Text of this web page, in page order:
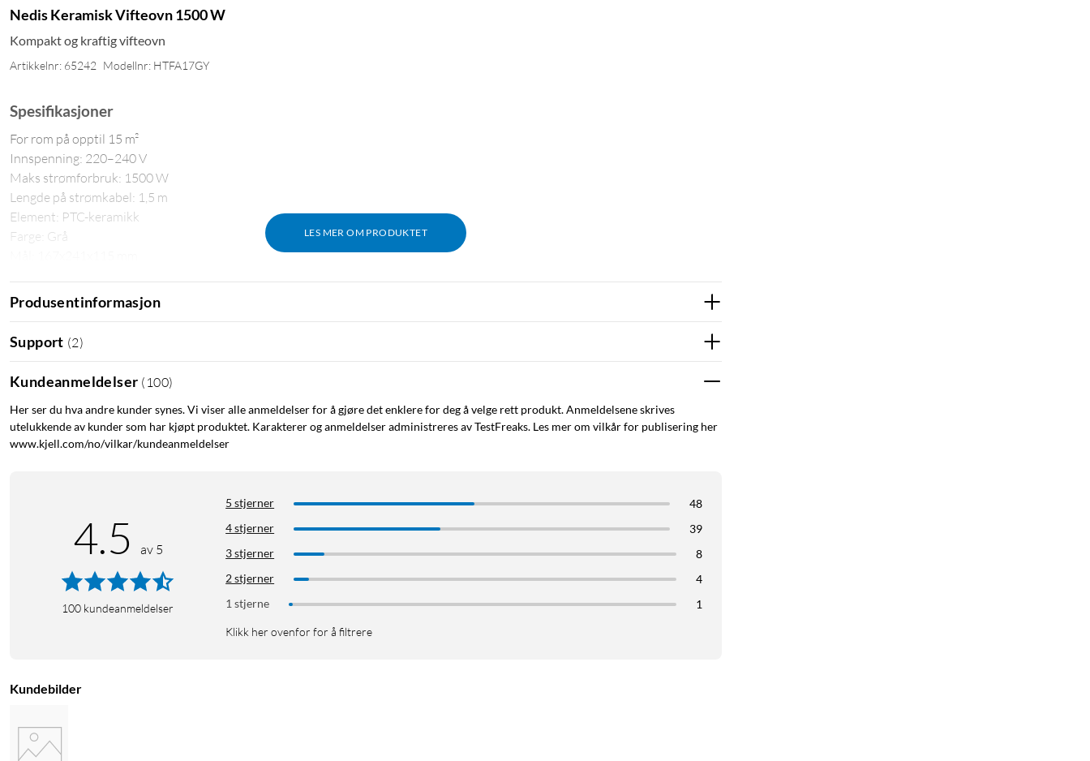
Nedis Keramisk Vifteovn 1500 W
Kompakt og kraftig vifteovn
Artikkelnr: 65242 Modellnr: HTFA17GY
LES MER OM PRODUKTET
Spesifikasjoner
For rom på opptil 15 m²
Innspenning: 220–240 V
Maks strømforbruk: 1500 W
Lengde på strømkabel: 1,5 m
Element: PTC-keramikk
Farge: Grå
Produsentinformasjon
Support (2)
Kundeanmeldelser ( 100)
Her ser du hva andre kunder synes. Vi viser alle anmeldelser for å gjøre det enklere for deg å velge rett produkt. Anmeldelsene skrives
utelukkende av kunder som har kjøpt produktet. Karakterer og anmeldelser administreres av TestFreaks. Les mer om vilkår for publisering her
www.kjell.com/no/vilkar/kundeanmeldelser
4.5 av 5
100 kundeanmeldelser
5 stjerner
48
4 stjerner
39
3 stjerner
8
2 stjerner
4
1 stjerne
1
Klikk her ovenfor for å filtrere
Kundebilder